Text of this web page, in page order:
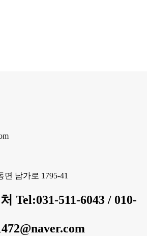
남가로 1795-41
Tel:031-511-6043 / 010-